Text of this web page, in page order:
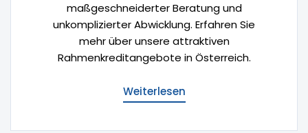
maßgeschneiderter Beratung und
unkomplizierter Abwicklung. Erfahren Sie
mehr über unsere attraktiven
Rahmenkreditangebote in Österreich.
Weiterlesen